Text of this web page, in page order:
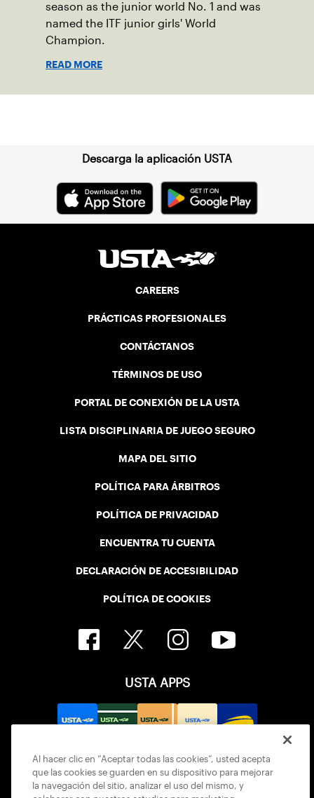
season as the junior world No. 1 and was
named the ITF junior girls' World
Champion.
READ MORE
Descarga la aplicación USTA
CAREERS
PRÁCTICAS PROFESIONALES
CONTÁCTANOS
TÉRMINOS DE USO
PORTAL DE CONEXIÓN DE LA USTA
LISTA DISCIPLINARIA DE JUEGO SEGURO
MAPA DEL SITIO
POLÍTICA PARA ÁRBITROS
POLÍTICA DE PRIVACIDAD
ENCUENTRA TU CUENTA
DECLARACIÓN DE ACCESIBILIDAD
POLÍTICA DE COOKIES
USTA APPS
Al hacer clic en “Aceptar todas las cookies”, usted acepta
que las cookies se guarden en su dispositivo para mejorar
la navegación del sitio, analizar el uso del mismo, y